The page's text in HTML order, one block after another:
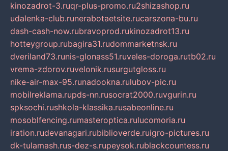
kinozadrot-3.ruqr-plus-promo.ru2shizashop.ru
udalenka-club.runerabotaetsite.rucarszona-bu.ru
dash-cash-now.rubravoprod.rukinozadrot13.ru
hotteygroup.rubagira31.rudommarketnsk.ru
dveriland73.runis-glonass51.ruveles-doroga.rutb02.ru
vrema-zdorov.ruvelonik.rusurgutgloss.ru
nike-air-max-95.runadookna.rulubov-pic.ru
mobilreklama.rupds-nn.rusocrat2000.ruvgurin.ru
spksochi.rushkola-klassika.rusabeonline.ru
mosoblfencing.rumasteroptica.rulucomoria.ru
iration.rudevanagari.rubiblioverde.ruigro-pictures.ru
dk-tulamash.rus-dez-s.rupeysok.rublackcountess.ru